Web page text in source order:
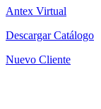
Antex Virtual
Descargar Catálogo
Nuevo Cliente